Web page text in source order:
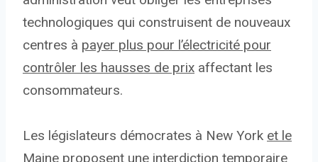
technologiques qui construisent de nouveaux
centres à payer plus pour l’électricité pour
contrôler les hausses de prix affectant les
consommateurs.
Les législateurs démocrates à New York et le
Maine proposent une interdiction temporaire